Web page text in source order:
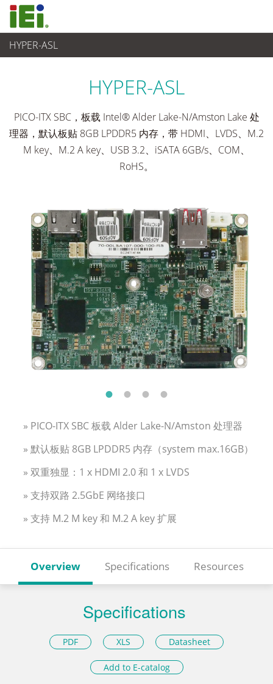
HYPER-ASL
工业主板 > 单板
HYPER-ASL
PICO-ITX SBC，板载 Intel® Alder Lake-N/Amston Lake 处
理器，默认板贴 8GB LPDDR5 内存，带 HDMI、LVDS、M.2
M key、M.2 A key、USB 3.2、iSATA 6GB/s、COM、
RoHS。
» PICO-ITX SBC 板载 Alder Lake-N/Amston 处理器
» 默认板贴 8GB LPDDR5 内存（system max.16GB）
» 双重独显：1 x HDMI 2.0 和 1 x LVDS
» 支持双路 2.5GbE 网络接口
» 支持 M.2 M key 和 M.2 A key 扩展
Overview Specifications Resources
Specifications
PDF XLS Datasheet
Add to E-catalog